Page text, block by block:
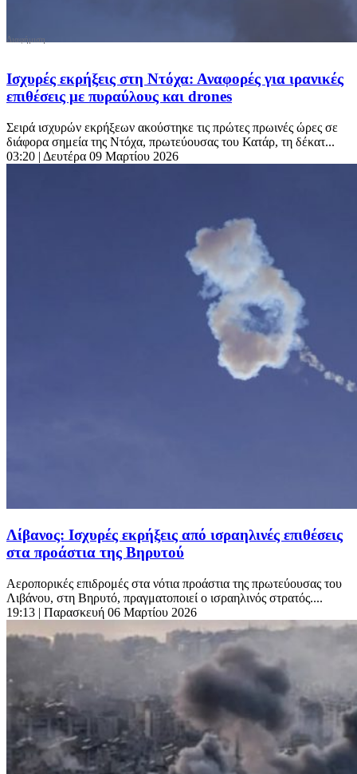
Ισχυρές εκρήξεις στη Ντόχα: Αναφορές για ιρανικές
επιθέσεις με πυραύλους και drones
Σειρά ισχυρών εκρήξεων ακούστηκε τις πρώτες πρωινές ώρες σε
διάφορα σημεία της Ντόχα, πρωτεύουσας του Κατάρ, τη δέκατ...
03:20 | Δευτέρα 09 Μαρτίου 2026
Λίβανος: Ισχυρές εκρήξεις από ισραηλινές επιθέσεις
στα προάστια της Βηρυτού
Αεροπορικές επιδρομές στα νότια προάστια της πρωτεύουσας του
Λιβάνου, στη Βηρυτό, πραγματοποιεί ο ισραηλινός στρατός....
19:13 | Παρασκευή 06 Μαρτίου 2026